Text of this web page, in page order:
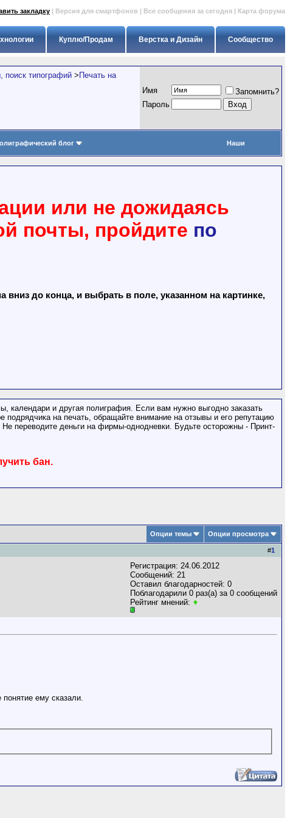
закладку | Версия для смартфонов | Все сообщения за сегодня | Карта форума
Сообщество
Верстка и Дизайн
Куплю/Продам
поиск типографий > Печать на
Имя
Запомнить?
Пapoль
блог Наши
или не дожидаясь
почты, пройдите по
до конца, и выбрать в поле, указанном на картинке,
и другая полиграфия. Если вам нужно выгодно заказать
подрядчика на печать, обращайте внимание на отзывы и его репутацию
переводите деньги на фирмы-однодневки. Будьте осторожны - Принт-
бан.
Опции темы Опции просмотра
#1
Регистрация: 24.06.2012
Сообщений: 21
Оставил благодарностей: 0
Поблагодарили 0 раз(а) за 0 сообщений
Рейтинг мнений:
ему сказали.